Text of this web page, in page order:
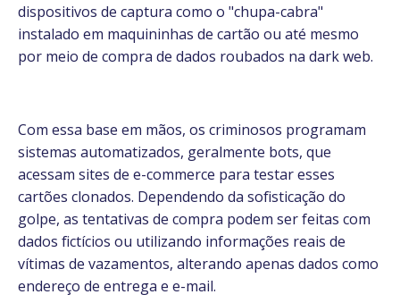
dispositivos de captura como o "chupa-cabra"
instalado em maquininhas de cartão ou até mesmo
por meio de compra de dados roubados na dark web.
Com essa base em mãos, os criminosos programam
sistemas automatizados, geralmente bots, que
acessam sites de e-commerce para testar esses
cartões clonados. Dependendo da sofisticação do
golpe, as tentativas de compra podem ser feitas com
dados fictícios ou utilizando informações reais de
vítimas de vazamentos, alterando apenas dados como
endereço de entrega e e-mail.